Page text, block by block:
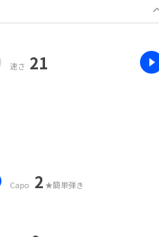
速さ 21
Capo 2 ★簡単弾き